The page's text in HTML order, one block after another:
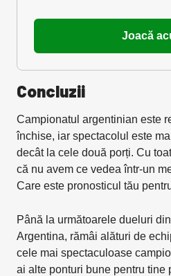
Joacă
Concluzii
Campionatul argentinian este
închise, iar spectacolul este
decât la cele două porți. Cu
că nu avem ce vedea într-un
Care este pronosticul tău
Până la următoarele dueluri
Argentina, rămâi alături de
cele mai spectaculoase
ai alte ponturi bune pentru tine